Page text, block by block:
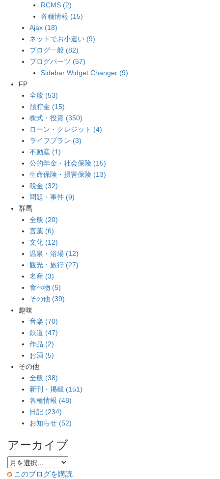
RCMS (2)
各種情報 (15)
Ajax (18)
ネットでお小遣い (9)
ブログ一般 (82)
ブログパーツ (57)
Sidebar Widget Changer (9)
FP
全般 (53)
預貯金 (15)
株式・投資 (350)
ローン・クレジット (4)
ライフプラン (3)
不動産 (1)
公的年金・社会保険 (15)
生命保険・損害保険 (13)
税金 (32)
問題・事件 (9)
群馬
全般 (20)
言葉 (6)
文化 (12)
温泉・浴場 (12)
観光・旅行 (27)
名産 (3)
食べ物 (5)
その他 (39)
趣味
音楽 (70)
鉄道 (47)
作品 (2)
お酒 (5)
その他
全般 (38)
新刊・掲載 (151)
各種情報 (48)
日記 (234)
お知らせ (52)
アーカイブ
このブログを購読